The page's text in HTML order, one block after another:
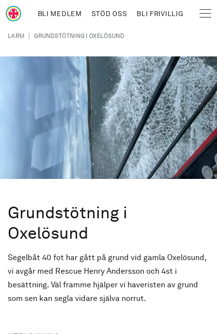
Hoppa till huvudinnehåll
BLI MEDLEM STÖD OSS BLI FRIVILLIG
Länkstig
LARM | GRUNDSTÖTNING I OXELÖSUND
Grundstötning i
Oxelösund
Segelbåt 40 fot har gått på grund vid gamla Oxelösund,
vi avgår med Rescue Henry Andersson och 4st i
besättning. Väl framme hjälper vi haveristen av grund
som sen kan segla vidare själva norrut.